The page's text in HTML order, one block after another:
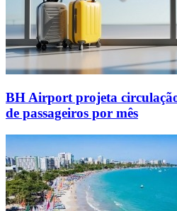
BH Airport projeta
de passageiros por mês